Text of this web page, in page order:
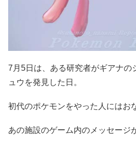
7月5日は、ある研究者がギアナの
ュウを発見した日。
初代のポケモンをやった人にはお
あの施設のゲーム内のメッセージ